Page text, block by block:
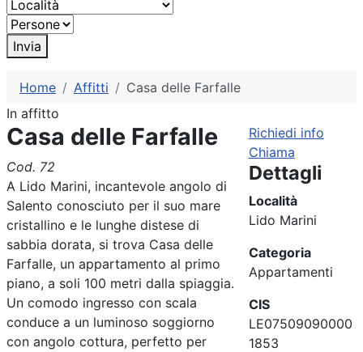
Invia
Home Affitti
Casa delle Farfalle
In affitto
Casa delle Farfalle
Cod. 72
A Lido Marini, incantevole angolo di
Salento conosciuto per il suo mare
cristallino e le lunghe distese di
sabbia dorata, si trova Casa delle
Farfalle, un appartamento al primo
piano, a soli 100 metri dalla spiaggia.
Un comodo ingresso con scala
conduce a un luminoso soggiorno
con angolo cottura, perfetto per
Richiedi info
Chiama
Dettagli
Località
Lido Marini
Categoria
Appartamenti
CIS
LE07509090000
1853